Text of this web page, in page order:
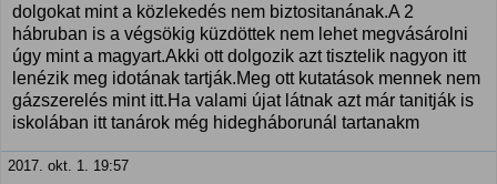
dolgokat mint a közlekedés nem biztositanának.A 2
hábruban is a végsökig küzdöttek nem lehet megvásárolni
úgy mint a magyart.Akki ott dolgozik azt tisztelik nagyon itt
lenézik meg idotának tartják.Meg ott kutatások mennek nem
gázszerelés mint itt.Ha valami újat látnak azt már tanitják is
iskolában itt tanárok még hidegháborunál tartanakm
2017. okt. 1. 19:57